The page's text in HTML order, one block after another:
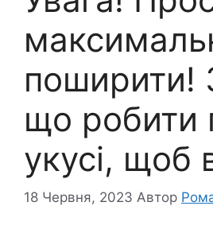
поширити!
що робити
укусі, щоб
18 Червня, 2023 Автор